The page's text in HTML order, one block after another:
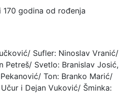
godina od rođenja
Sufler: Ninoslav Vranić/
Petreš/ Svetlo: Branislav Josić,
Ton: Branko Marić/
i Dejan Vuković/ Šminka: